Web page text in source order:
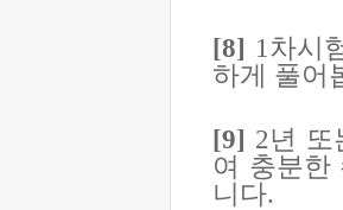
[8] 1 차시
하게 풀어
[9] 2년
여 충분
니다.